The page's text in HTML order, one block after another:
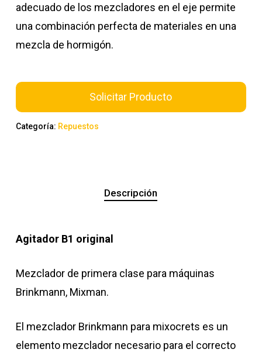
adecuado de los mezcladores en el eje permite
una combinación perfecta de materiales en una
mezcla de hormigón.
Solicitar Producto
Categoría: Repuestos
Descripción
Agitador B1 original
Mezclador de primera clase para máquinas
Brinkmann, Mixman.
El mezclador Brinkmann para mixocrets es un
elemento mezclador necesario para el correcto